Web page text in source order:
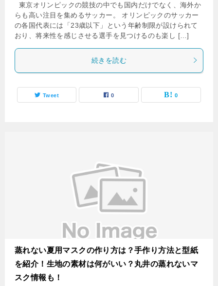
東京オリンピックの競技の中でも国内だけでなく、海外か
らも高い注目を集めるサッカー。 オリンピックのサッカー
の各国代表には「23歳以下」という年齢制限が設けられて
おり、将来性を感じさせる選手を見つけるのも楽し […]
続きを読む
Tweet 0 0
蒸れない夏用マスクの作り方は？手作り方法と型紙
を紹介！生地の素材は何がいい？丸井の蒸れないマ
スク情報も！